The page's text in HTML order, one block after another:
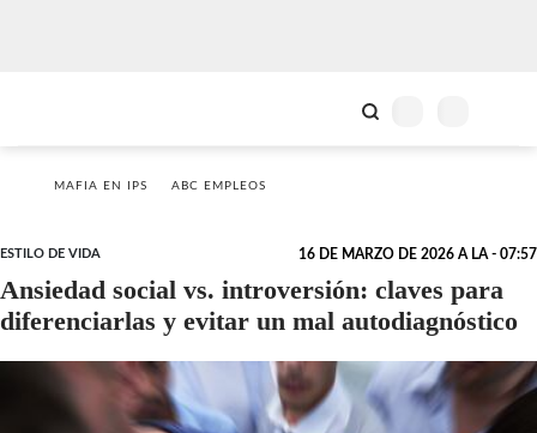
MAFIA EN IPS ABC EMPLEOS
ESTILO DE VIDA 16 DE MARZO DE 2026 A LA - 07:57
Ansiedad social vs. introversión: claves para
diferenciarlas y evitar un mal autodiagnóstico